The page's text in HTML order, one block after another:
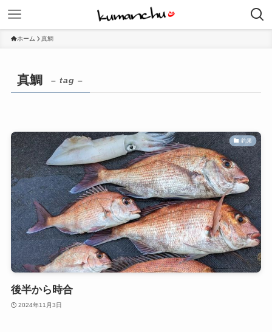
ホーム 真鯛
真鯛 – tag –
釣果
後半から時合
2024年11月3日